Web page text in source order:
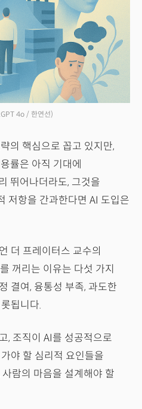
4o / 한연선)
의 핵심으로 꼽고 있지만,
률은 아직 기대에
뛰어나더라도, 그것을
저항을 간과한다면 AI 도입은
더 프레이터스 교수의
꺼리는 이유는 다섯 가지
결여, 융통성 부족, 과도한
됩니다.
, 조직이 AI를 성공적으로
야 할 심리적 요인들을
람의 마음을 설계해야 할